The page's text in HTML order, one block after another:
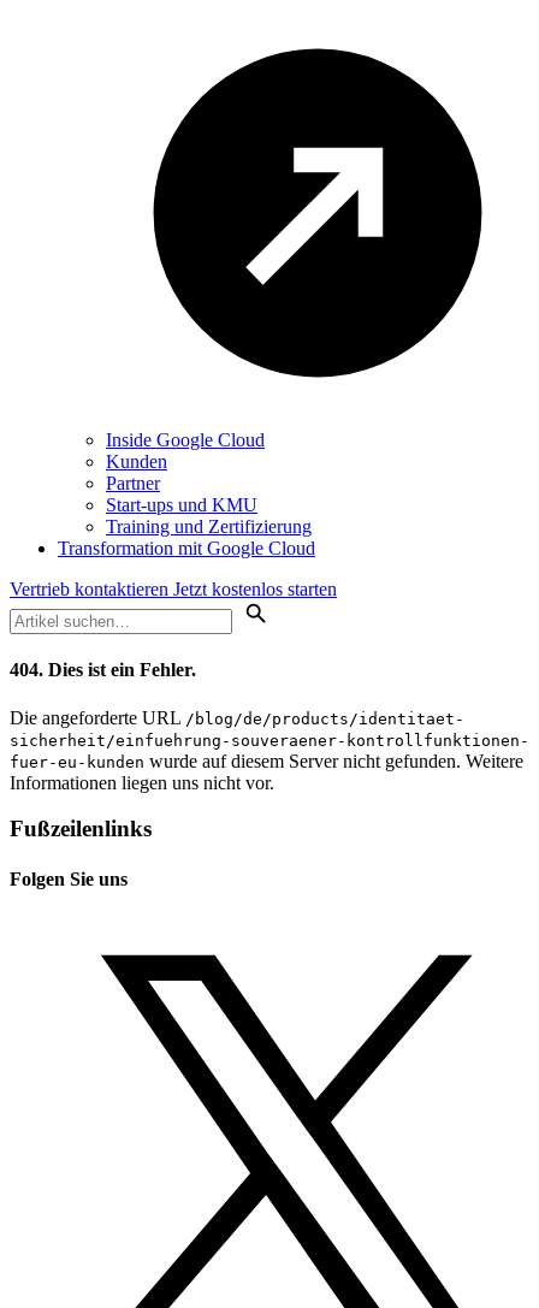
Inside Google Cloud
Kunden
Partner
Start-ups und KMU
Training und Zertifizierung
Transformation mit Google Cloud
Vertrieb kontaktieren Jetzt kostenlos starten
404. Dies ist ein Fehler.
Die angeforderte URL /blog/de/products/identitaet-
sicherheit/einfuehrung-souveraener-kontrollfunktionen-
fuer-eu-kunden wurde auf diesem Server nicht gefunden. Weitere
Informationen liegen uns nicht vor.
Fußzeilenlinks
Folgen Sie uns